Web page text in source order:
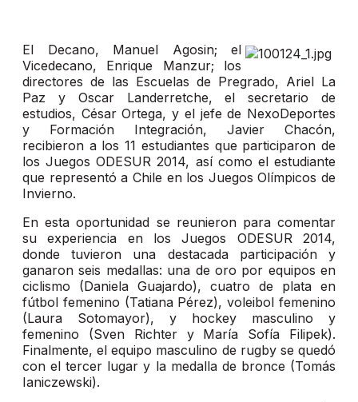
El Decano, Manuel Agosin; el
Vicedecano, Enrique Manzur; los
directores de las Escuelas de Pregrado, Ariel La
Paz y Oscar Landerretche, el secretario de
estudios, César Ortega, y el jefe de NexoDeportes
y Formación Integración, Javier Chacón,
recibieron a los 11 estudiantes que participaron de
los Juegos ODESUR 2014, así como el estudiante
que representó a Chile en los Juegos Olímpicos de
Invierno.
En esta oportunidad se reunieron para comentar
su experiencia en los Juegos ODESUR 2014,
donde tuvieron una destacada participación y
ganaron seis medallas: una de oro por equipos en
ciclismo (Daniela Guajardo), cuatro de plata en
fútbol femenino (Tatiana Pérez), voleibol femenino
(Laura Sotomayor), y hockey masculino y
femenino (Sven Richter y María Sofía Filipek).
Finalmente, el equipo masculino de rugby se quedó
con el tercer lugar y la medalla de bronce (Tomás
Ianiczewski).